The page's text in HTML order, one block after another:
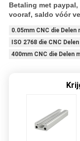
Betaling met paypal,
vooraf, saldo vóór
0.05mm CNC die Delen
ISO 2768 die CNC
400mm CNC die Delen